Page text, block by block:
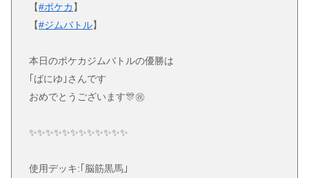
【#ポケカ 】
【#ジムバトル】
本日のポケカジムバトルの優勝は
｢ばにゆ｣さんです
おめでとうございます🎊㊗
✨✨✨✨✨✨✨✨✨✨✨✨
使用デッキ:｢脳筋黒馬｣